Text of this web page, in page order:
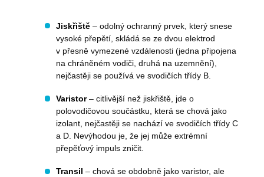
Jiskřiště – odolný ochranný prvek, který snese
vysoké přepětí, skládá se ze dvou elektrod
v přesně vymezené vzdálenosti (jedna připojena
na chráněném vodiči, druhá na uzemnění),
nejčastěji se používá ve svodičích třídy B.
Varistor– citlivější než jiskřiště, jde o
polovodičovou součástku, která se chová jako
izolant, nejčastěji se nachází ve svodičích třídy C
a D. Nevýhodou je, že jej může extrémní
přepěťový impuls zničit.
Transil – chová se obdobně jako varistor, ale